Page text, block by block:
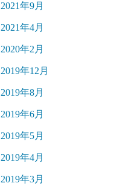
2021年9月
2021年4月
2020年2月
2019年12月
2019年8月
2019年6月
2019年5月
2019年4月
2019年3月